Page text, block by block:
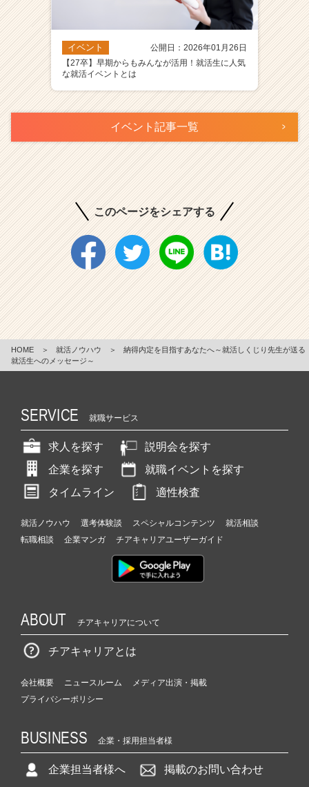
イベント
公開日：2026年01月26日
【27卒】早期からもみんなが活用！就活生に人気
な就活イベントとは
イベント記事一覧
このページをシェアする
HOME ＞ 就活ノウハウ ＞
納得内定を目指すあなたへ～就活しくじり先生が送る
就活生へのメッセージ～
SERVICE 就職サービス
求人を探す
説明会を探す
企業を探す
就職イベントを探す
タイムライン
適性検査
就活ノウハウ 選考体験談 スペシャルコンテンツ
就活相談
転職相談
企業マンガ チアキャリアユーザーガイド
ABOUT チアキャリアについて
チアキャリアとは
会社概要 ニュースルーム
メディア出演・掲載
プライバシーポリシー
BUSINESS 企業・採用担当者様
企業担当者様へ 掲載のお問い合わせ